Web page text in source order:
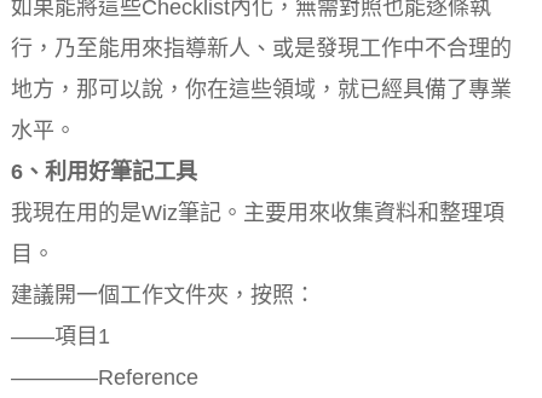
如果能將這些Checklist內化，無需對照也能逐條執
行，乃至能用來指導新人、或是發現工作中不合理的
地方，那可以說，你在這些領域，就已經具備了專業
水平。
6、利用好筆記工具
我現在用的是Wiz筆記。主要用來收集資料和整理項
目。
建議開一個工作文件夾，按照：
——項目1
————Reference